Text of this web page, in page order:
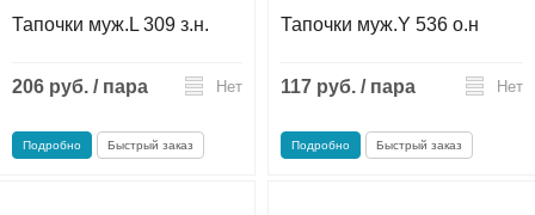
Тапочки муж.L 309 з.н.
206 руб. / пара Нет
Подробно Быстрый заказ
Тапочки муж.Y 536 о.н
117 руб. / пара Нет
Подробно Быстрый заказ